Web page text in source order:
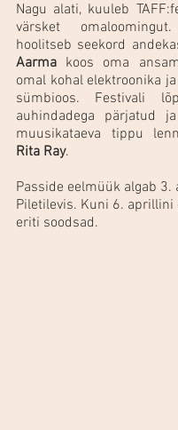
Nagu alati, kuuleb
värsket
hoolitseb seekord
Aarma koos oma
omal kohal elektroonika
sümbioos. Festivali
auhindadega pärjatud
Rita Ray.
Passide eelmüük algab
Piletilevis. Kuni 6. aprillini
eriti soodsad.